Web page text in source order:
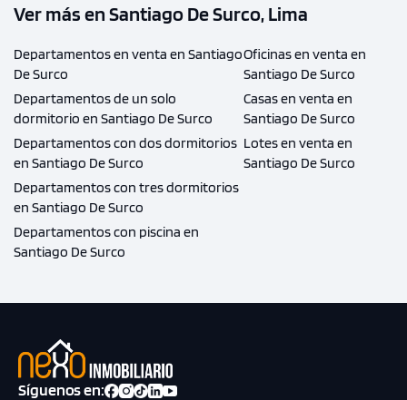
Ver más en Santiago De Surco, Lima
Departamentos en venta en Santiago
De Surco
Departamentos de un solo
dormitorio en Santiago De Surco
Departamentos con dos dormitorios
en Santiago De Surco
Departamentos con tres dormitorios
en Santiago De Surco
Departamentos con piscina en
Santiago De Surco
Oficinas en venta en
Santiago De Surco
Casas en venta en
Santiago De Surco
Lotes en venta en
Santiago De Surco
Síguenos en: